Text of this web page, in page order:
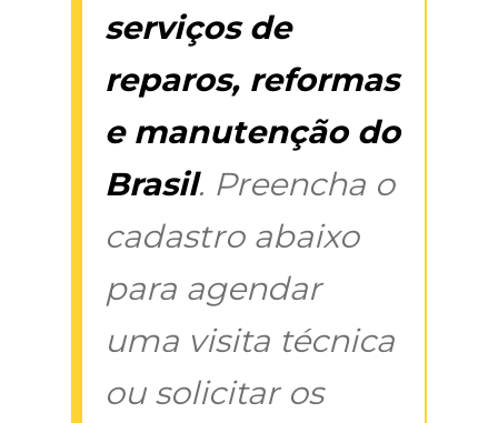
serviços de
reparos, reformas
e manutenção do
Brasil. Preencha o
cadastro abaixo
para agendar
uma visita técnica
ou solicitar os